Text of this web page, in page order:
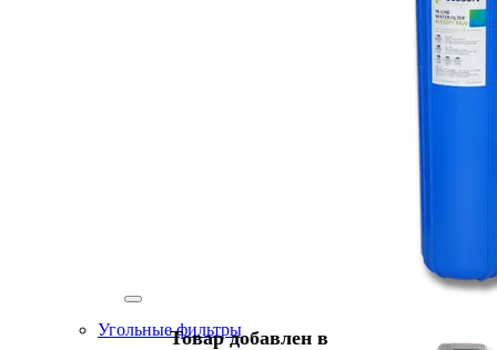
Угольные фильтрыТовар добавлен в